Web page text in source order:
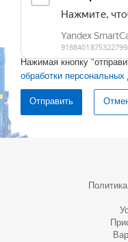
Нажимая кнопку
обработки